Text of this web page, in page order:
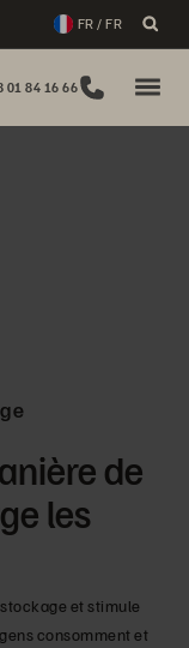
FR / FR
01 84 16 66
de
les
et stimule
consomment et